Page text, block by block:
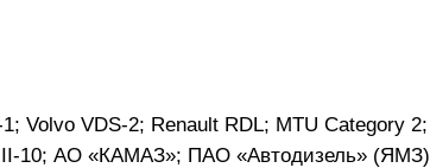
Volvo VDS-2; Renault RDL; MTU Category 2;
II-10; АО «КАМАЗ»; ПАО «Автодизель» (ЯМЗ)